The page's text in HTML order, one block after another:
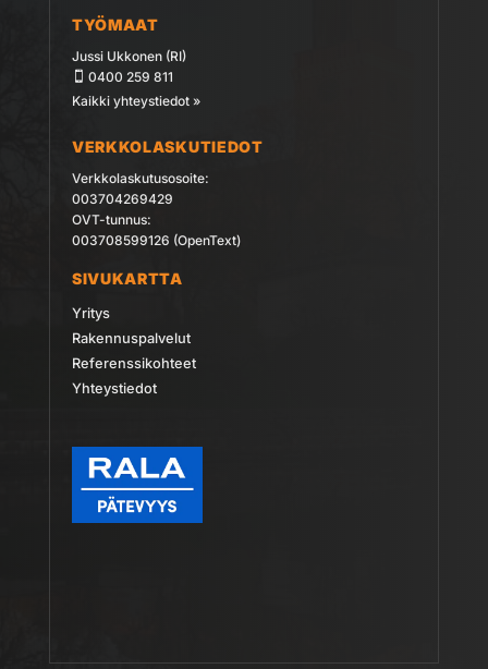
TYÖMAAT
Jussi Ukkonen (RI)
0400 259 811
Kaikki yhteystiedot »
VERKKOLASKUTIEDOT
Verkkolaskutusosoite:
003704269429
OVT-tunnus:
003708599126 (OpenText)
SIVUKARTTA
Yritys
Rakennuspalvelut
Referenssikohteet
Yhteystiedot